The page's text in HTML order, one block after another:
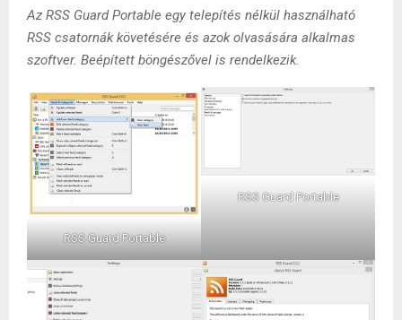
Az RSS Guard Portable egy telepítés nélkül használható
RSS csatornák követésére és azok olvasására alkalmas
szoftver. Beépített böngészővel is rendelkezik.
RSS Guard Portable
RSS Guard Portable